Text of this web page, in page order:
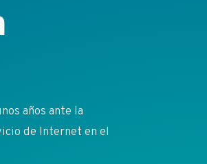
años ante la
de Internet en el